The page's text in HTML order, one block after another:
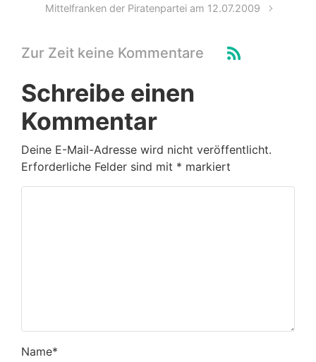
Mittelfranken der Piratenpartei am 12.07.2009
Zur Zeit keine Kommentare
Schreibe einen
Kommentar
Deine E-Mail-Adresse wird nicht veröffentlicht.
Erforderliche Felder sind mit * markiert
Name*